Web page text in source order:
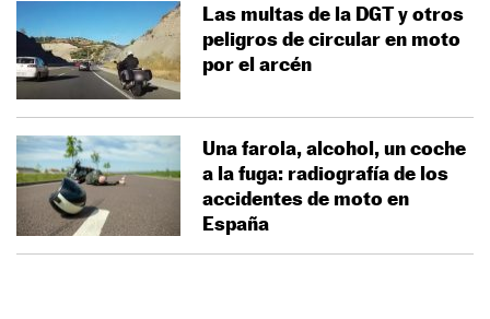
Las multas de la DGT y otros
peligros de circular en moto
por el arcén
Una farola, alcohol, un coche
a la fuga: radiografía de los
accidentes de moto en
España